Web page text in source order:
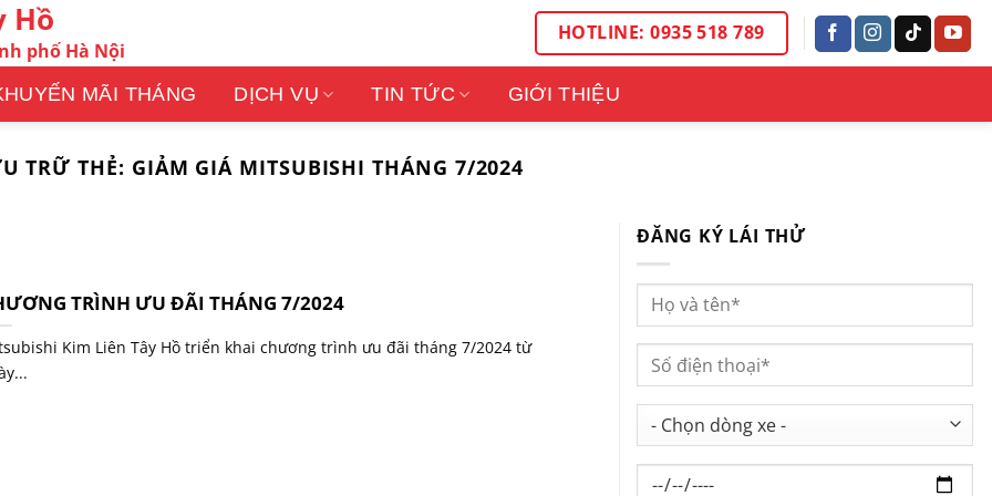
Hồ
phố Hà Nội
HOTLINE: 0935 518 789
MÃI THÁNG DỊCH VỤ TIN TỨC GIỚI THIỆU
TRỮ THẺ: GIẢM GIÁ MITSUBISHI THÁNG 7/2024
TRÌNH ƯU ĐÃI THÁNG 7/2024
Kim Liên Tây Hồ triển khai chương trình ưu đãi tháng 7/2024 từ
ĐĂNG KÝ LÁI THỬ